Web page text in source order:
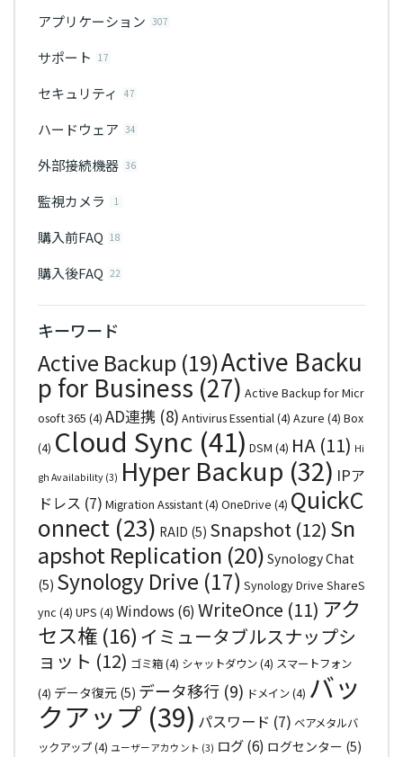
アプリケーション 307
サポート 17
セキュリティ 47
ハードウェア 34
外部接続機器 36
監視カメラ 1
購入前FAQ 18
購入後FAQ 22
キーワード
Active Backup (19)Active Backu
p for Business (27) Active Backup for Micr
osoft 365 (4) AD連携 (8) Antivirus Essential(4) Azure (4) Box
(4) Cloud Sync (41) DSM (4) HA (11) Hi
gh Availability (3) Hyper Backup (32) IPア
ドレス (7) Migration Assistant(4) OneDrive (4) QuickC
onnect (23) RAID (5) Snapshot (12) Sn
apshot Replication (20) Synology Chat
(5) Synology Drive (17) Synology Drive ShareS
ync (4) UPS (4) Windows (6) WriteOnce (11) アク
セス権 (16) イミュータブルスナップシ
ョット (12) ゴミ箱(4) シャットダウン(4) スマートフォン
(4) データ復元 (5) データ移行 (9) ドメイン(4) バッ
クアップ (39) パスワード (7) ベアメタルバ
ックアップ(4) ユーザーアカウント (3) ログ(6) ログセンター (5)